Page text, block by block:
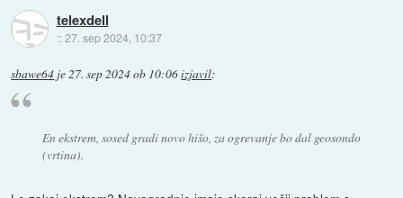
telexdell
::27. sep 2024, 10:37
sbawe64 je27. sep 2024 ob 10:06izjavil:
En ekstrem, sosed gradi novo hišo, za ogrevanje bo dal geosondo
(vrtina).